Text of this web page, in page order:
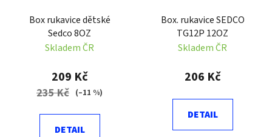
Box rukavice dětské
Sedco 8OZ
Skladem ČR
209 Kč
235 Kč (–11 %)
DETAIL
Box. rukavice SEDCO
TG12P 12OZ
Skladem ČR
206 Kč
DETAIL